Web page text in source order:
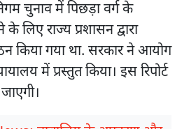
चुनाव में पिछड़ा वर्ग के
लिए राज्य प्रशासन द्वारा
किया गया था. सरकार ने आयोग
में प्रस्तुत किया। इस रिपोर्ट